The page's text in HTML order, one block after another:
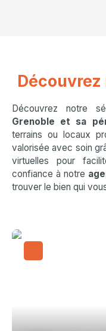
Découvrez notre
Grenoble et sa
terrains ou locaux
valorisée avec soin
virtuelles pour
confiance à notre
trouver le bien qui